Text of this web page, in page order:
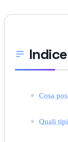
Indice
Cosa
Quali